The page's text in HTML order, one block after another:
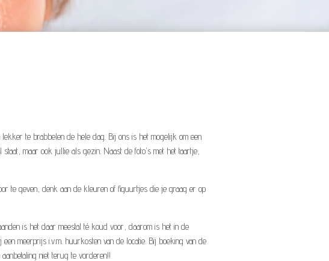
te brabbelen de hele dag. Bij ons is het mogelijk om een
maar ook jullie als gezin. Naast de foto's met het taartje,
te geven, denk aan de kleuren of figuurtjes die je graag er op
is het daar meestal té koud voor, daarom is het in de
meerprijs i.v.m. huurkosten van de locatie. Bij boeking van de
niet terug te vorderen!!